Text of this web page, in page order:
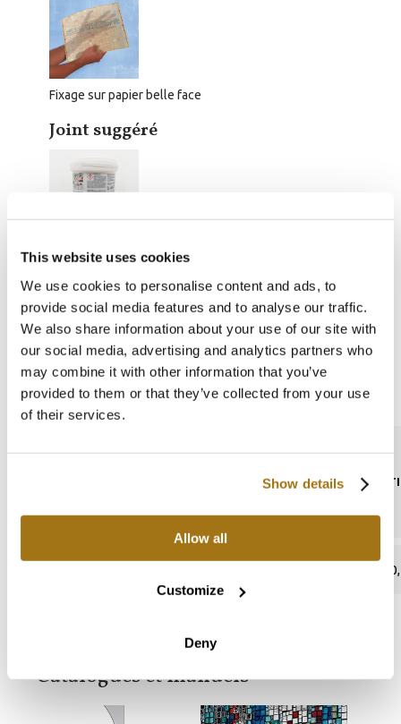
This website uses cookies
We use cookies to personalise content and ads, to
provide social media features and to analyse our traffic.
We also share information about your use of our site with
our social media, advertising and analytics partners who
may combine it with other information that you’ve
provided to them or that they’ve collected from your use
of their services.
Show details
Allow all
Customize
Deny
Fixage sur papier belle face
Joint suggéré
Azzurro Polvere 310
Prix 5kg:
Consommation m2 : 1,2 kg/m
Fiche technique
Catalogues et manuels